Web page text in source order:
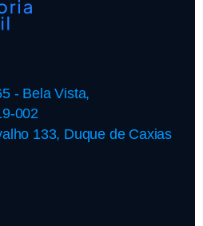
- Bela Vista,
002
133, Duque de Caxias